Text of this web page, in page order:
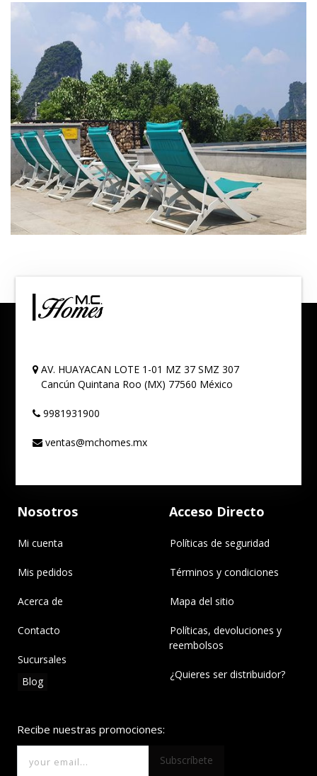
AV. HUAYACAN LOTE 1-01 MZ 37 SMZ 307
Cancún Quintana Roo (MX) 77560 México
9981931900
ventas@mchomes.mx
Nosotros
Mi cuenta
Mis pedidos
Acerca de
Contacto
Sucursales
Blog
Acceso Directo
Políticas de seguridad
Términos y condiciones
Mapa del sitio
Políticas, devoluciones y
reembolsos
¿Quieres ser distribuidor?
Recibe nuestras promociones:
Subscríbete